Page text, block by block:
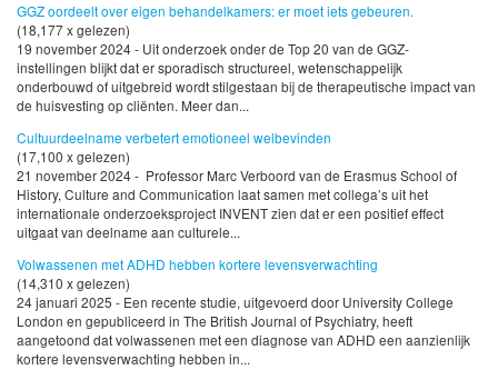
GGZ oordeelt over eigen behandelkamers: er moet iets gebeuren.
(18,177 x gelezen)
19 november 2024 - Uit onderzoek onder de Top 20 van de GGZ-
instellingen blijkt dat er sporadisch structureel, wetenschappelijk
onderbouwd of uitgebreid wordt stilgestaan bij de therapeutische impact van
de huisvesting op cliënten. Meer dan...
Cultuurdeelname verbetert emotioneel welbevinden
(17,100 x gelezen)
21 november 2024 - Professor Marc Verboord van de Erasmus School of
History, Culture and Communication laat samen met collega’s uit het
internationale onderzoeksproject INVENT zien dat er een positief effect
uitgaat van deelname aan culturele...
Volwassenen met ADHD hebben kortere levensverwachting
(14,310 x gelezen)
24 januari 2025 - Een recente studie, uitgevoerd door University College
London en gepubliceerd in The British Journal of Psychiatry, heeft
aangetoond dat volwassenen met een diagnose van ADHD een aanzienlijk
kortere levensverwachting hebben in...